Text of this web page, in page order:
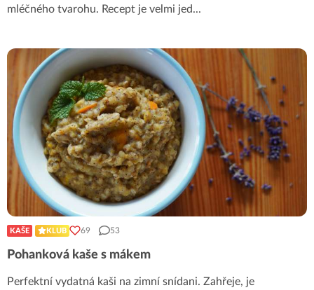
mléčného tvarohu. Recept je velmi jed...
KAŠE KLUB 69 53
Pohanková kaše s mákem
Perfektní vydatná kaši na zimní snídani. Zahřeje, je